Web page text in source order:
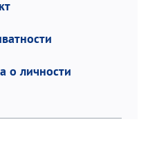
о личности